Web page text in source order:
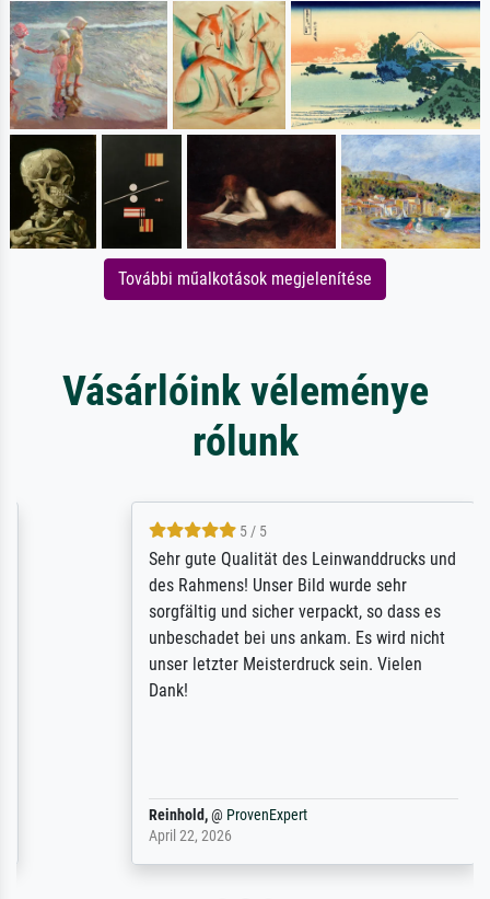
További műalkotások megjelenítése
Vásárlóink véleménye
rólunk
5 / 5
Sehr gute Qualität des Leinwanddrucks und
des Rahmens! Unser Bild wurde sehr
sorgfältig und sicher verpackt, so dass es
unbeschadet bei uns ankam. Es wird nicht
unser letzter Meisterdruck sein. Vielen
Reinhold,@ProvenExpert
April 22, 2026